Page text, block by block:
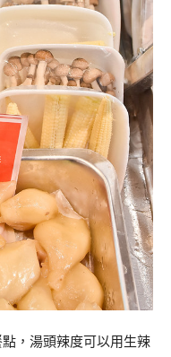
，湯頭辣度可以用生辣